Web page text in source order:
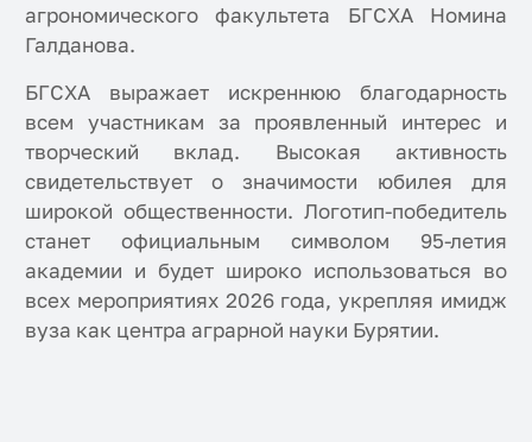
агрономического факультета БГСХА Номина
Галданова.
БГСХА выражает искреннюю благодарность
всем участникам за проявленный интерес и
творческий вклад. Высокая активность
свидетельствует о значимости юбилея для
широкой общественности. Логотип-победитель
станет официальным символом 95-летия
академии и будет широко использоваться во
всех мероприятиях 2026 года, укрепляя имидж
вуза как центра аграрной науки Бурятии.